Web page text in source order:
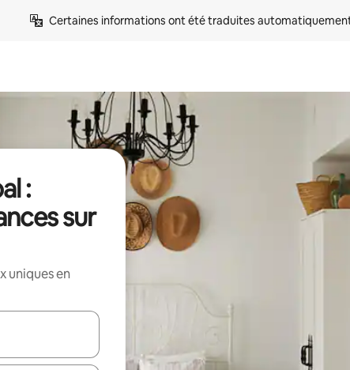
Certaines informations ont été traduites
:
sur
uniques en
les flèches vers le haut et vers le bas pour les parcourir ou en